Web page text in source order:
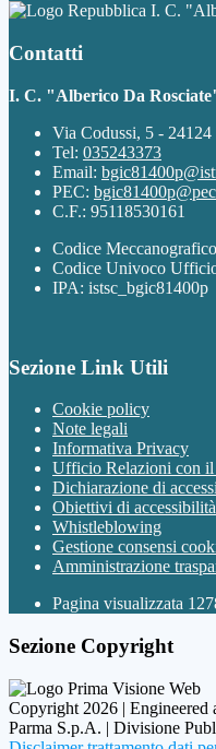
I. C.
Contatti
I. C. "Alberico Da
Via Codussi, 5 - 24124
Tel: 035243373
Email:
PEC:
C.F.: 95118530161
Codice
Codice Univoco
IPA: istsc_bgic81400p
Sezione Link Utili
Cookie policy
Note legali
Informativa Privacy
Ufficio Relazioni con
Dichiarazione di
Obiettivi di accessibilità
Whistleblowing
Gestione consensi
Amministrazione
Pagina visualizzata
Sezione Copyright
Copyright 2026 | Engineered
Parma S.p.A. | Divisione